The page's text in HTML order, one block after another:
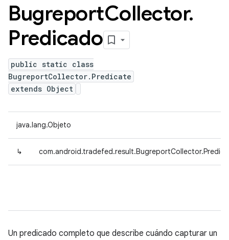
BugreportCollector.
Predicado
public static class
BugreportCollector.Predicate
extends Object
java.lang.Objeto
↳
Un predicado completo que describe cuándo capturar un